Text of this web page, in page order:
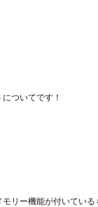
ついてです！
リー機能が付いてい